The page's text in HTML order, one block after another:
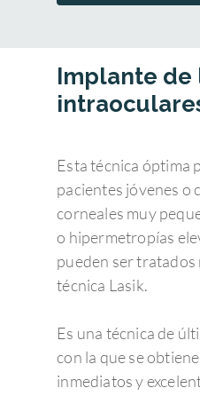
Implante de
Esta técnica óptima
pacientes jóvenes o
corneales muy
o hipermetropías
pueden ser tratados
técnica Lasik.
Es una técnica de
con la que se
inmediatos y